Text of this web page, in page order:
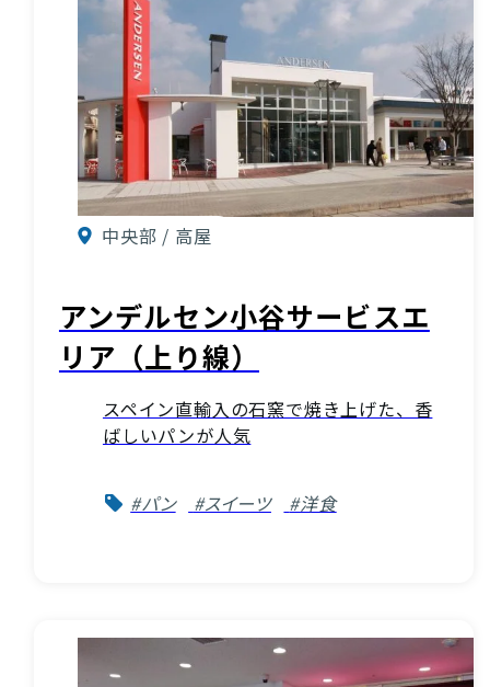
中央部 / 高屋
アンデルセン小谷サービスエ
リア（上り線）
スペイン直輸入の石窯で焼き上げた、香
ばしいパンが人気
#パン #スイーツ #洋食